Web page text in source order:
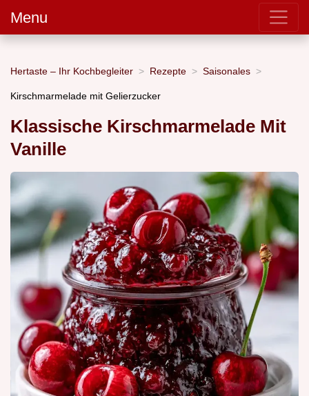
Menu
Hertaste – Ihr Kochbegleiter Rezepte Saisonales
Kirschmarmelade mit Gelierzucker
Klassische Kirschmarmelade Mit
Vanille